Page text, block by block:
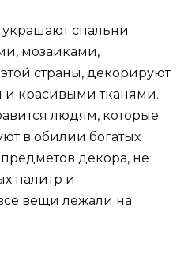
спальни
мозаиками,
страны, декорируют
красивыми тканями.
людям, которые
в обилии богатых
декора, не
палитр и
вещи лежали на